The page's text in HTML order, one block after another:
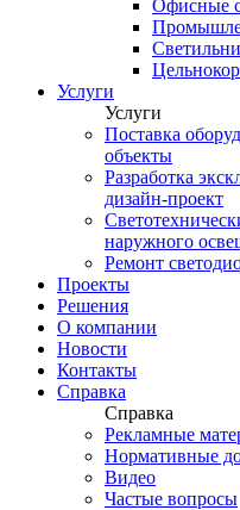
Офисные
Услуги
Услуги
Поставка
объекты
Разработка
дизайн-проект
наружного
Ремонт
Проекты
Решения
О компании
Новости
Контакты
Справка
Справка
Рекламные
Нормативные
Видео
Частые вопросы